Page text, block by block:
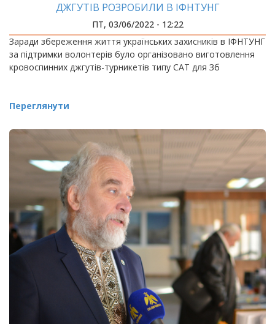
ДЖГУТІВ РОЗРОБИЛИ В ІФНТУНГ
ПТ, 03/06/2022 - 12:22
Заради збереження життя українських захисників в ІФНТУНГ
за підтримки волонтерів було організовано виготовлення
кровоспинних джгутів-турникетів типу CAT для Зб
Переглянути